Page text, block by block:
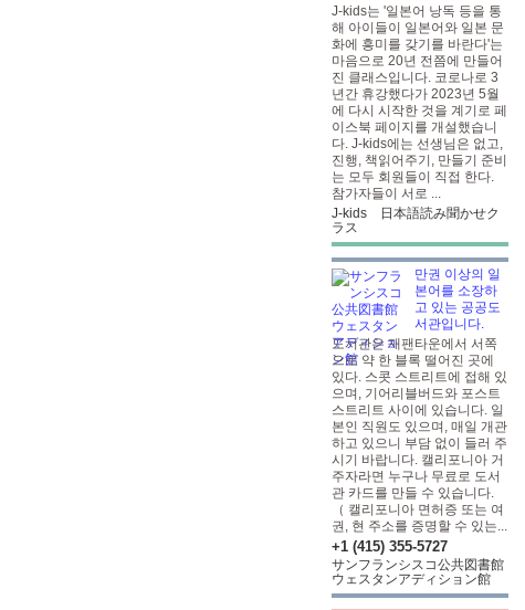
J-kids는 '일본어 낭독 등을 통
해 아이들이 일본어와 일본 문
화에 흥미를 갖기를 바란다'는
마음으로 20년 전쯤에 만들어
진 클래스입니다. 코로나로 3
년간 휴강했다가 2023년 5월
에 다시 시작한 것을 계기로 페
이스북 페이지를 개설했습니
다. J-kids에는 선생님은 없고,
진행, 책읽어주기, 만들기 준비
는 모두 회원들이 직접 한다.
참가자들이 서로 ...
J-kids 日本語読み聞かせク
ラス
만권 이상의 일
본어를 소장하
고 있는 공공도
서관입니다.
도서관은 재팬타운에서 서쪽
으로 약 한 블록 떨어진 곳에
있다. 스콧 스트리트에 접해 있
으며, 기어리블버드와 포스트
스트리트 사이에 있습니다. 일
본인 직원도 있으며, 매일 개관
하고 있으니 부담 없이 들러 주
시기 바랍니다. 캘리포니아 거
주자라면 누구나 무료로 도서
관 카드를 만들 수 있습니다.
（ 캘리포니아 면허증 또는 여
권, 현 주소를 증명할 수 있는...
+1 (415) 355-5727
サンフランシスコ公共図書館
ウェスタンアディション館